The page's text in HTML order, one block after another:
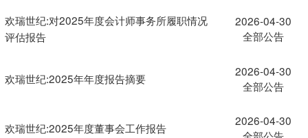
欢瑞世纪:对2025年度会计师事务所履职情况
评估报告
2026-04-30
全部公告
欢瑞世纪:2025年年度报告摘要
2026-04-30
全部公告
欢瑞世纪:2025年度董事会工作报告
2026-04-30